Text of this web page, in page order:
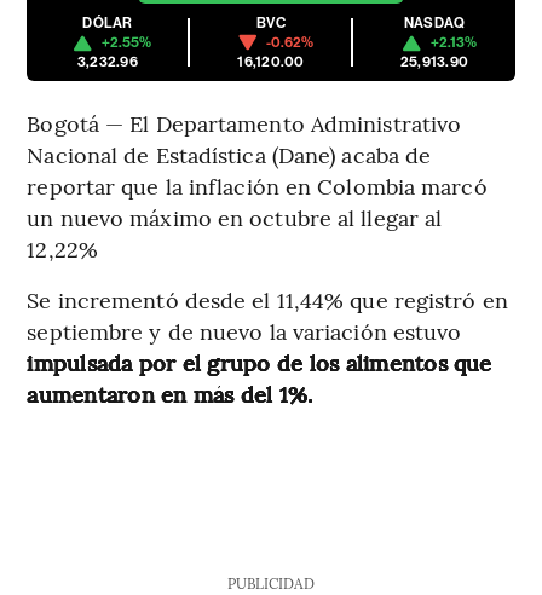
DÓLAR
+2.55%
3,232.96
BVC
-0.62%
16,120.00
NASDAQ
+2.13%
25,913.90
Bogotá — El Departamento Administrativo
Nacional de Estadística (Dane) acaba de
reportar que la inflación en Colombia marcó
un nuevo máximo en octubre al llegar al
12,22%
Se incrementó desde el 11,44% que registró en
septiembre y de nuevo la variación estuvo
impulsada por el grupo de los alimentos que
aumentaron en más del 1%.
PUBLICIDAD